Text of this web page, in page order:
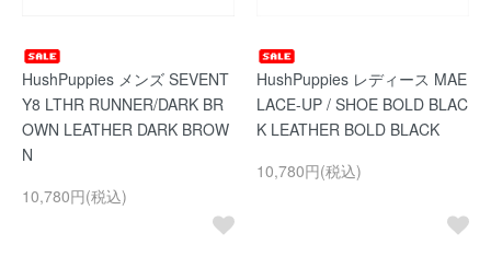
HushPuppies メンズ SEVENT
Y8 LTHR RUNNER/DARK BR
OWN LEATHER DARK BROW
N
10,780円(税込)
HushPuppies レディース MAE
LACE-UP / SHOE BOLD BLAC
K LEATHER BOLD BLACK
10,780円(税込)